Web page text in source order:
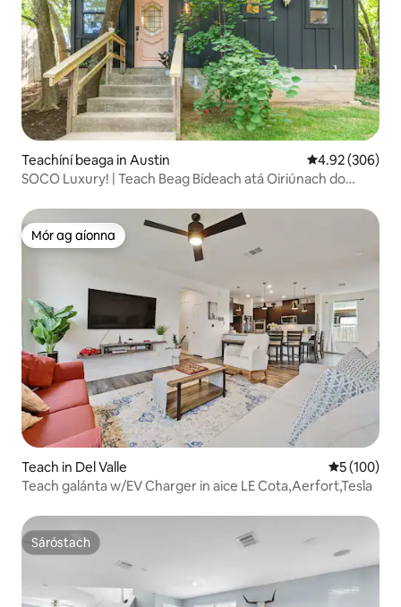
Teachíní beaga in Austin Meánrátáil
4.92 (306)
SOCO Luxury! | Teach Beag Bídeach atá Oiriúnach do
Mór ag aíonna
Mór ag aíonna
Teach in Del Valle Meánrátáil
5 (100)
Teach galánta w/EV Charger in aice LE Cota,Aerfort,Tesla
Sáróstach
Sáróstach